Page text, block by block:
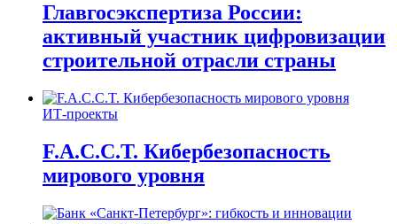
Главгосэкспертиза России:
активный участник цифровизации
строительной отрасли страны
ИТ-проекты
F.A.C.C.T. Кибербезопасность
мирового уровня